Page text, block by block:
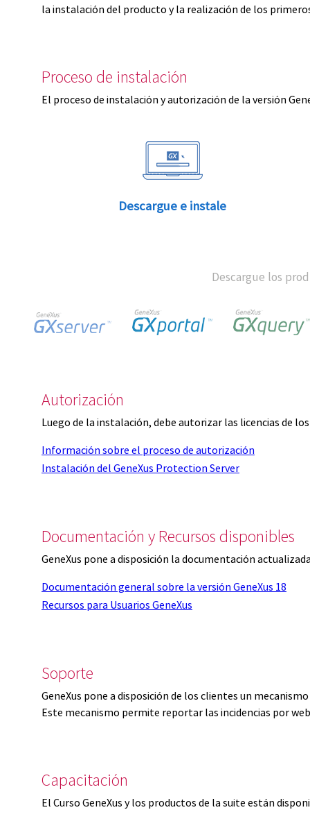
la instalación del producto y la realización de los
Proceso de instalación
El proceso de instalación y autorización de la versión
Descargue e instale
Descargue los
Autorización
Luego de la instalación, debe autorizar las licencias de
Información sobre el proceso de autorización
Instalación del GeneXus Protection Server
Documentación y Recursos disponibles
GeneXus pone a disposición la documentación
Documentación general sobre la versión GeneXus 18
Recursos para Usuarios GeneXus
Soporte
GeneXus pone a disposición de los clientes un
Este mecanismo permite reportar las incidencias por
Capacitación
El Curso GeneXus y los productos de la suite están